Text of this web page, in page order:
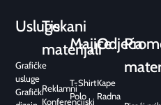
Usluge
Grafičke
usluge
Grafički
Tiskani
materijali
Reklamni
Konferencijski
Majice
T-Shirt
Polo
Odjeća
Kape
Radna